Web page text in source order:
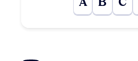
A B C